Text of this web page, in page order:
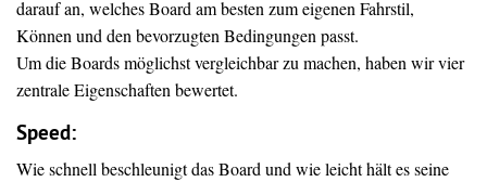
darauf an, welches Board am besten zum eigenen Fahrstil,
Können und den bevorzugten Bedingungen passt.
Um die Boards möglichst vergleichbar zu machen, haben wir vier
zentrale Eigenschaften bewertet.
Speed:
Wie schnell beschleunigt das Board und wie leicht hält es seine